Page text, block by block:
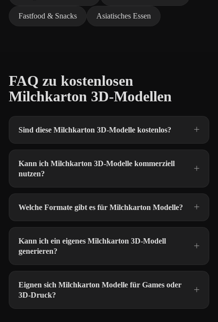
Fastfood & Snacks Asiatisches Essen
FAQ zu kostenlosen
Milchkarton 3D-Modellen
Sind diese Milchkarton 3D-Modelle kostenlos?
Kann ich Milchkarton 3D-Modelle kommerziell
nutzen?
Welche Formate gibt es für Milchkarton Modelle?
Kann ich ein eigenes Milchkarton 3D-Modell
generieren?
Eignen sich Milchkarton Modelle für Games oder
3D-Druck?